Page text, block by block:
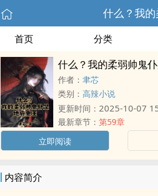
什么？我
首页 分类
什么？我的柔弱帅鬼
作者： 聿芯
类别： 高辣小说
更新时间： 2025-10-07
最新章节： 第59章
立即阅读
内容简介